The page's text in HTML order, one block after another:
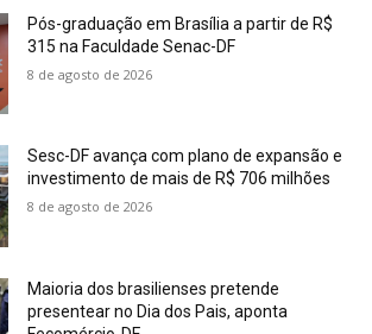
Pós-graduação em Brasília a partir de R$
315 na Faculdade Senac-DF
8 de agosto de 2026
Sesc-DF avança com plano de expansão e
investimento de mais de R$ 706 milhões
8 de agosto de 2026
Maioria dos brasilienses pretende
presentear no Dia dos Pais, aponta